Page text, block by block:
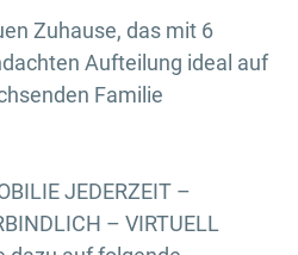
Zuhause, das mit 6
Aufteilung ideal auf
Familie
JEDERZEIT –
– VIRTUELL